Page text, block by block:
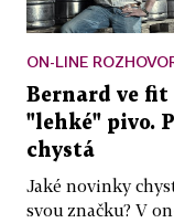
ON-LINE
Bernard ve fit
"lehké" pivo.
chystá
Jaké novinky
svou značku? V